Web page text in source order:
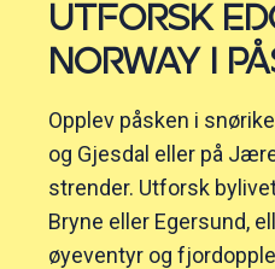
UTFORSK
NORWAY I
Opplev påsken i
og Gjesdal eller på
strender. Utforsk
Bryne eller Egersund,
øyeventyr og